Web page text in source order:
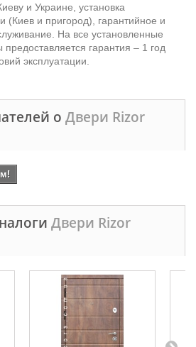
и Украине, установка
и пригород), гарантийное и
На все установленные
гарантия – 1 год
эксплуатации.
о Двери Rizor
Двери Rizor